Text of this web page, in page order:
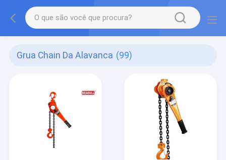
Grua Chain Da Alavanca (99)